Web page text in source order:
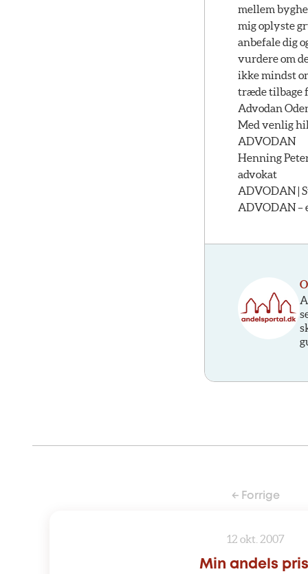
mellem
mig oplyste
anbefale dig
vurdere om
ikke mindst
træde tilbage
Advodan
Med venlig
ADVODAN
Henning
advokat
ADVODAN |
ADVODAN
← Forrige
12 okt. 2007
Min andels